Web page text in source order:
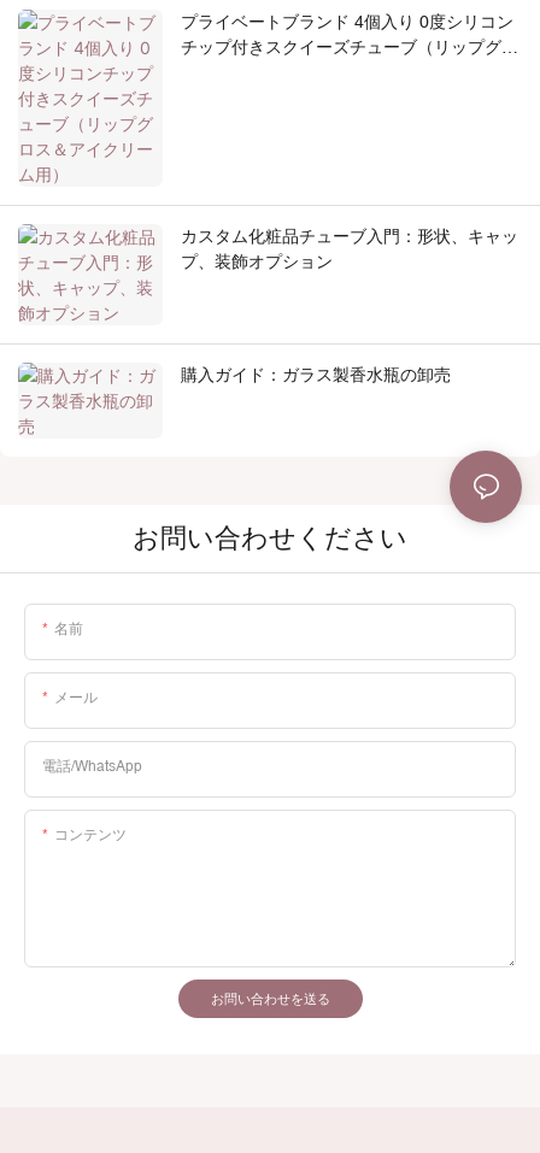
プライベートブランド 4個入り 0度シリコン
チップ付きスクイーズチューブ（リップグロ
カスタム化粧品チューブ入門：形状、キャッ
プ、装飾オプション
購入ガイド：ガラス製香水瓶の卸売
お問い合わせください
名前
メール
電話/WhatsApp
コンテンツ
お問い合わせを送る